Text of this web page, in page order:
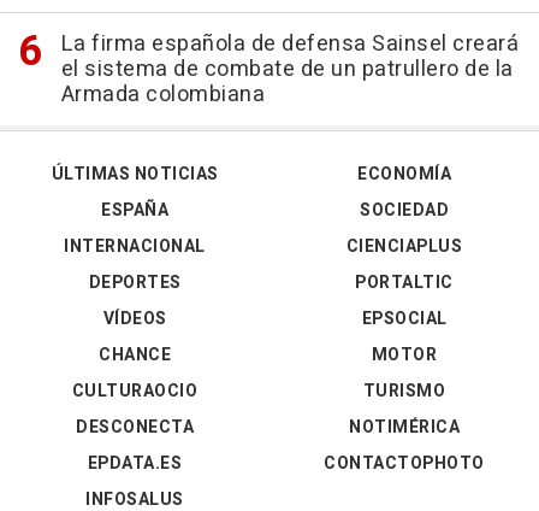
La firma española de defensa Sainsel creará
el sistema de combate de un patrullero de la
Armada colombiana
ÚLTIMAS NOTICIAS
ESPAÑA
INTERNACIONAL
DEPORTES
VÍDEOS
ECONOMÍA
SOCIEDAD
CIENCIAPLUS
PORTALTIC
EPSOCIAL
CHANCE
CULTURAOCIO
DESCONECTA
EPDATA.ES
INFOSALUS
MOTOR
TURISMO
NOTIMÉRICA
CONTACTOPHOTO